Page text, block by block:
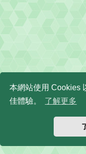
本網站使用 Cookies
佳體驗。
了解更多